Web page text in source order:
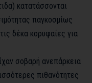
κατατάσσονται
παγκοσμίως
δέκα κορυφαίες για
σοβαρή ανεπάρκεια
πιθανότητες